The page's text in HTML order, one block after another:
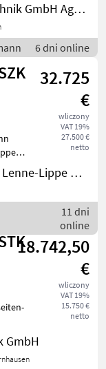
ZG Raiffeisen Technik GmbH Agrartechnik Donaueschingen
6 dni online
32.725
€
wliczony
VAT 19%
27.500 €
netto
AGRAVIS Technik Lenne-Lippe GmbH
11 dni
online
18.742,50
€
wliczony
VAT 19%
15.750 €
netto
kg
GmbH